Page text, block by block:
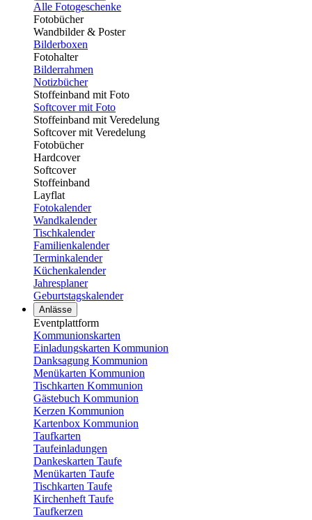
Alle Fotogeschenke
Fotobücher
Wandbilder & Poster
Bilderboxen
Fotohalter
Bilderrahmen
Notizbücher
Stoffeinband mit Foto
Softcover mit Foto
Stoffeinband mit Veredelung
Softcover mit Veredelung
Fotobücher
Hardcover
Softcover
Stoffeinband
Layflat
Fotokalender
Wandkalender
Tischkalender
Familienkalender
Terminkalender
Küchenkalender
Jahresplaner
Geburtstagskalender
Anlässe
Eventplattform
Kommunionskarten
Einladungskarten Kommunion
Danksagung Kommunion
Menükarten Kommunion
Tischkarten Kommunion
Gästebuch Kommunion
Kerzen Kommunion
Kartenbox Kommunion
Taufkarten
Taufeinladungen
Dankeskarten Taufe
Menükarten Taufe
Tischkarten Taufe
Kirchenheft Taufe
Taufkerzen